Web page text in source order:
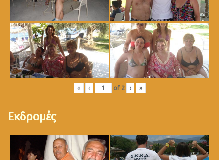
« ‹ of 2 › »
Εκδρομές